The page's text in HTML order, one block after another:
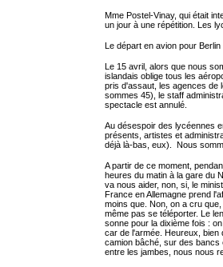
Mme Postel-Vinay, qui était
un jour à une répétition. Les
Le départ en avion pour
Le 15 avril, alors que nous
islandais oblige tous les
pris d'assaut, les agences de
sommes 45), le staff
spectacle est annulé.
Au désespoir des lycéennes
présents, artistes et
déjà là-bas, eux). Nous
A partir de ce moment,
heures du matin à la gare du
va nous aider, non, si, le
France en Allemagne prend
moins que. Non, on a cru
même pas se téléporter. Le
sonne pour la dixième fois :
car de l'armée. Heureux, bien
camion bâché, sur des bancs
entre les jambes, nous nous